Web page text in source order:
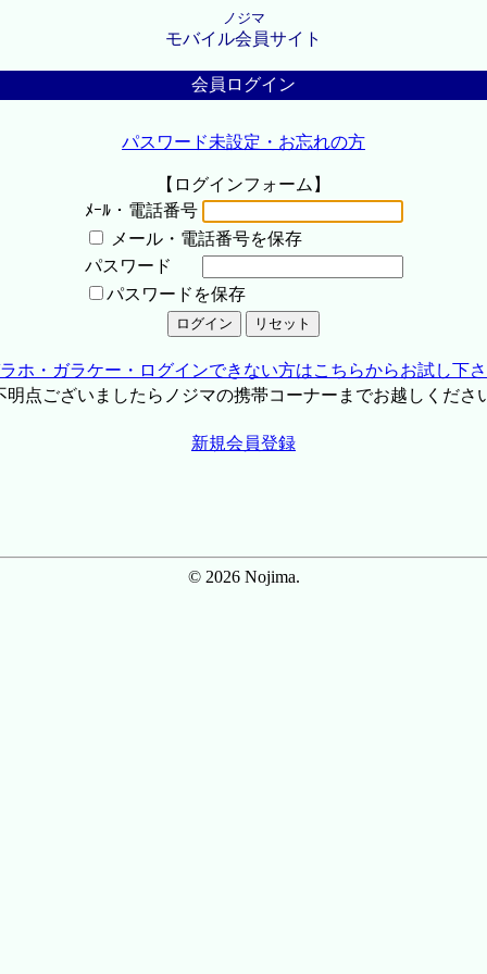
ノジマ
モバイル会員サイト
会員ログイン
パスワード未設定・お忘れの方
【ログインフォーム】
ﾒｰﾙ・電話番号
メール・電話番号を保存
パスワード
パスワードを保存
ホ・ガラケー・ログインできない方はこちらからお試し下
点ございましたらノジマの携帯コーナーまでお越しくださ
新規会員登録
© 2026 Nojima.